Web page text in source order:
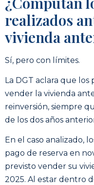
realizados
vivienda
Sí, pero con límites.
La DGT aclara que los
vender la vivienda
reinversión, siempre
de los dos años
En el caso analizado,
pago de reserva en
previsto vender su
2025. Al estar dentro